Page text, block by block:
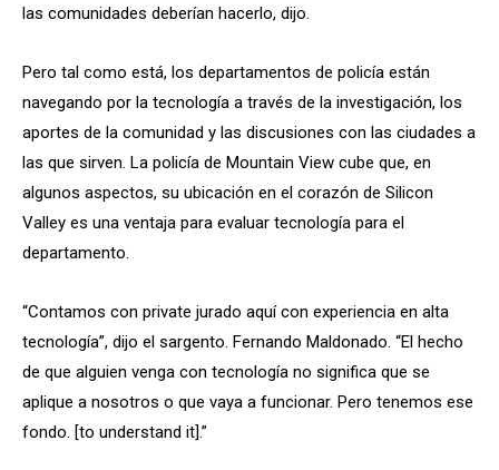
las comunidades deberían hacerlo, dijo.
Pero tal como está, los departamentos de policía están
navegando por la tecnología a través de la investigación, los
aportes de la comunidad y las discusiones con las ciudades a
las que sirven. La policía de Mountain View cube que, en
algunos aspectos, su ubicación en el corazón de Silicon
Valley es una ventaja para evaluar tecnología para el
departamento.
“Contamos con private jurado aquí con experiencia en alta
tecnología”, dijo el sargento. Fernando Maldonado. “El hecho
de que alguien venga con tecnología no significa que se
aplique a nosotros o que vaya a funcionar. Pero tenemos ese
fondo. [to understand it].”